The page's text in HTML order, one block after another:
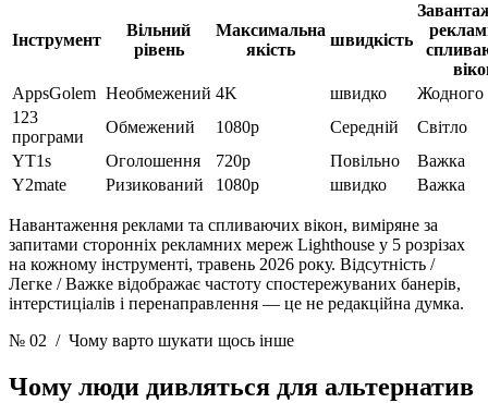
Інструмент
Вільний
рівень
Максимальна
якість
швидкість
AppsGolem Необмежений 4K швидко
Жодного
123
програми
Обмежений 1080p Середній
Світло
YT1s
Оголошення 720p Повільно
Важка
Y2mate
Ризикований 1080p швидко Важка
Навантаження реклами та спливаючих вікон, виміряне за
запитами сторонніх рекламних мереж Lighthouse у 5 розрізах
на кожному інструменті, травень 2026 року. Відсутність /
Легке / Важке відображає частоту спостережуваних банерів,
інтерстиціалів і перенаправлення — це не редакційна думка.
№ 02 / Чому варто шукати щось інше
Чому люди дивляться для альтернатив